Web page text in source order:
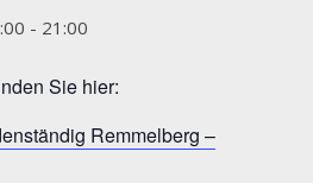
- 21:00
Sie hier:
Remmelberg –